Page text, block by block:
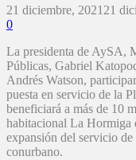
21 diciembre, 2021 21
0
La presidenta de AySA,
Públicas, Gabriel
Andrés Watson,
puesta en servicio de la
beneficiará a más de 10
habitacional La Hormiga
expansión del servicio de
conurbano.